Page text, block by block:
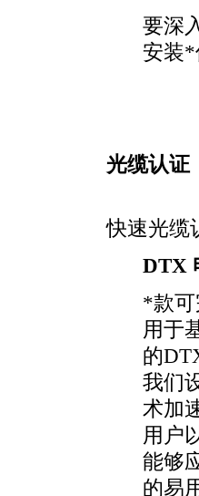
要深
安装*
光缆认证
快速光缆
DTX
*款
用于
的
我们
术加
用户
能够
的易